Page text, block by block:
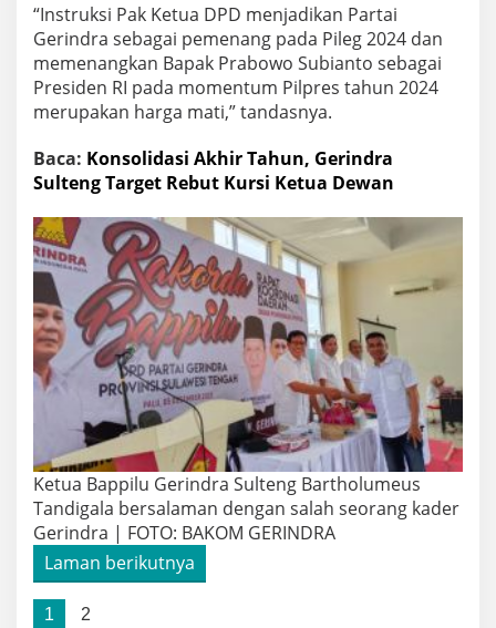
“Instruksi Pak Ketua DPD menjadikan Partai
Gerindra sebagai pemenang pada Pileg 2024 dan
memenangkan Bapak Prabowo Subianto sebagai
Presiden RI pada momentum Pilpres tahun 2024
merupakan harga mati,” tandasnya.
Baca: Konsolidasi Akhir Tahun, Gerindra
Sulteng Target Rebut Kursi Ketua Dewan
Ketua Bappilu Gerindra Sulteng Bartholumeus
Tandigala bersalaman dengan salah seorang kader
Gerindra | FOTO: BAKOM GERINDRA
Laman berikutnya
1 2